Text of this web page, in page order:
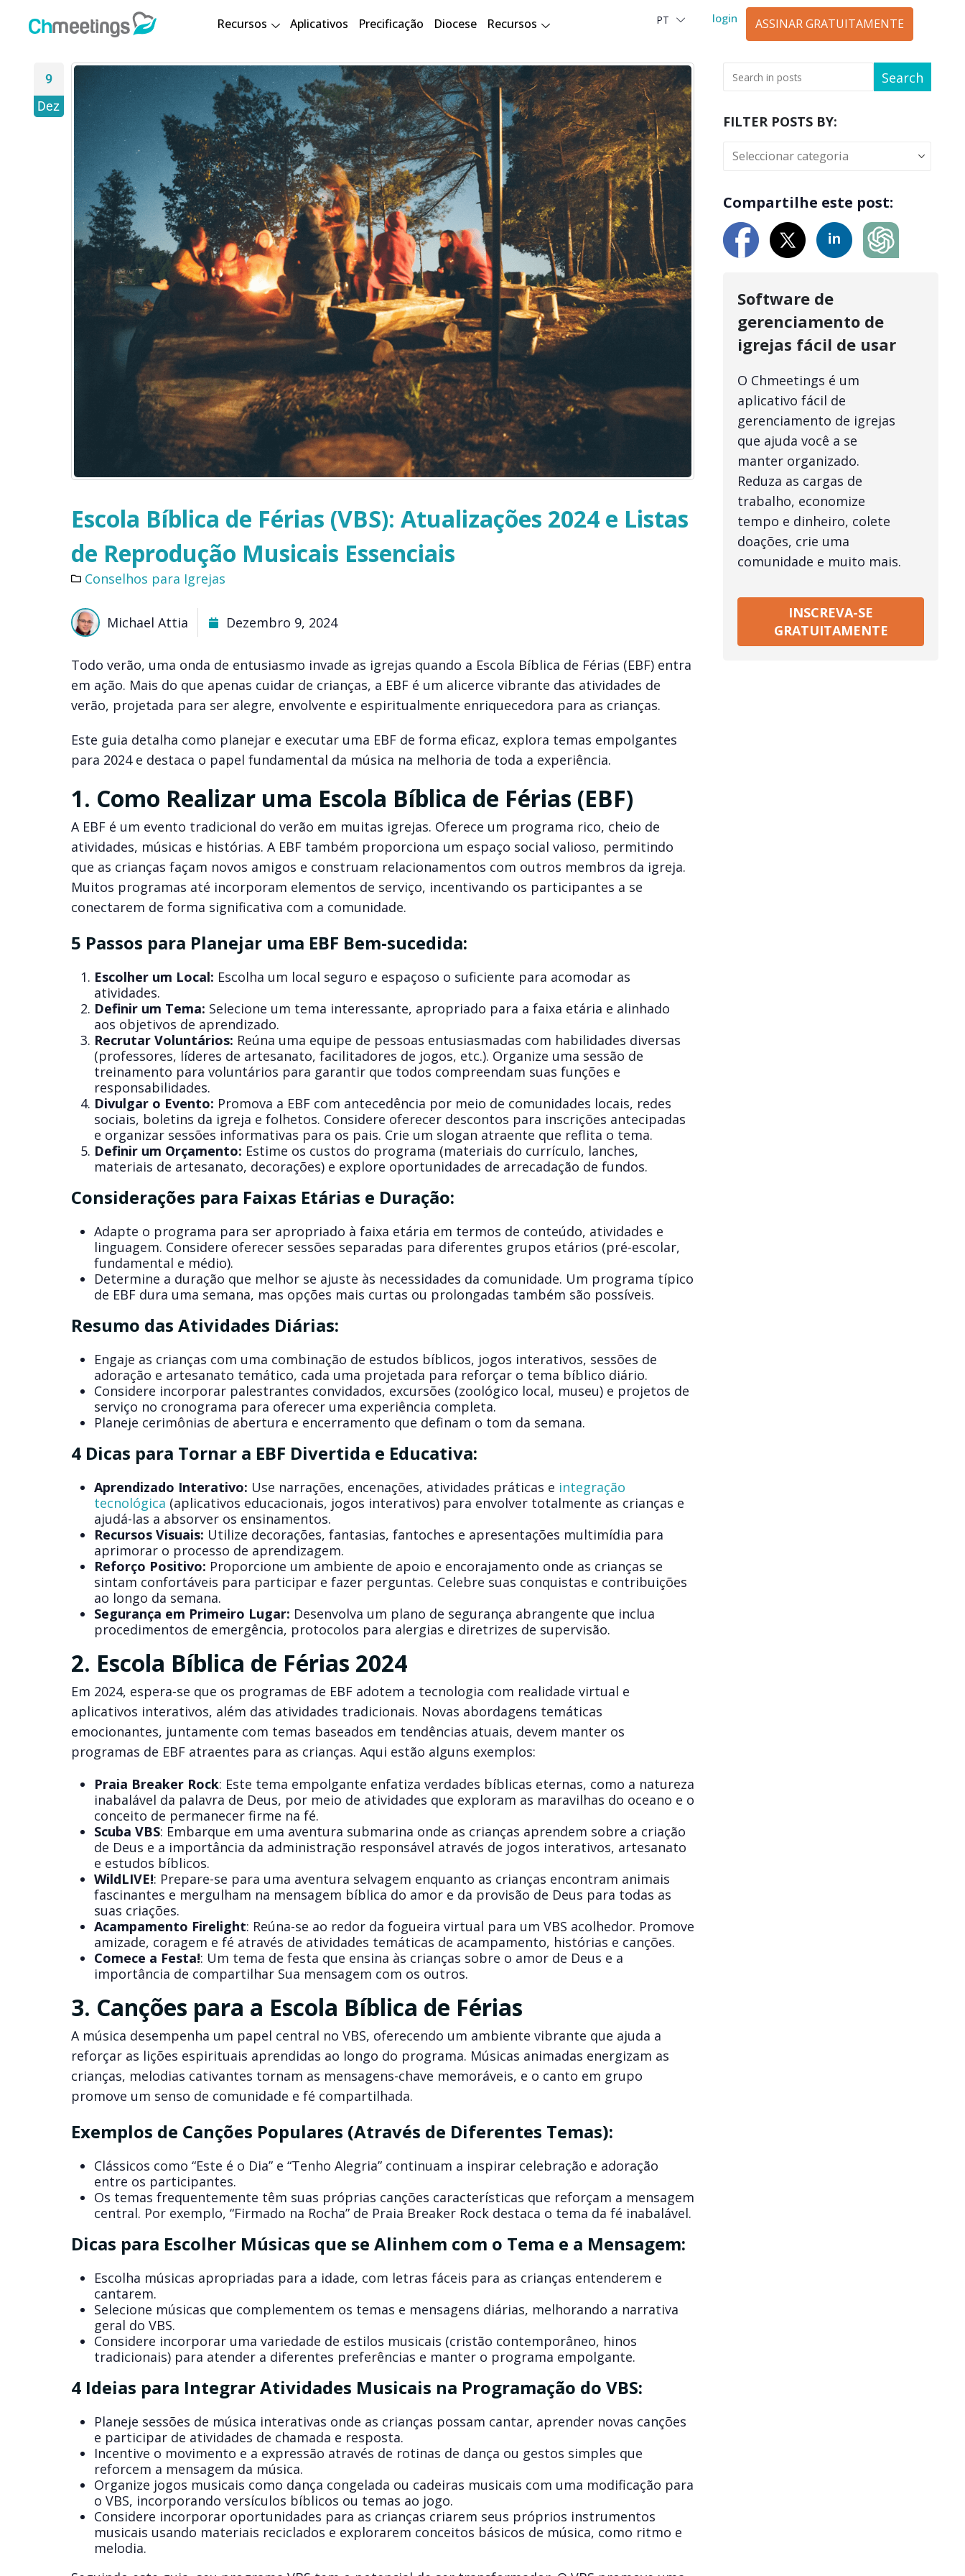
Recursos Aplicativos Precificação Diocese Recursos PT
العربية
login ASSINAR GRATUITAMENTE
9
Dez
Escola Bíblica de Férias (VBS): Atualizações 2024 e Listas
de Reprodução Musicais Essenciais
Conselhos para Igrejas
Michael Attia Dezembro 9, 2024
Todo verão, uma onda de entusiasmo invade as igrejas quando a Escola Bíblica de Férias (EBF) entra
em ação. Mais do que apenas cuidar de crianças, a EBF é um alicerce vibrante das atividades de
verão, projetada para ser alegre, envolvente e espiritualmente enriquecedora para as crianças.
Este guia detalha como planejar e executar uma EBF de forma eficaz, explora temas empolgantes
para 2024 e destaca o papel fundamental da música na melhoria de toda a experiência.
1. Como Realizar uma Escola Bíblica de Férias (EBF)
A EBF é um evento tradicional do verão em muitas igrejas. Oferece um programa rico, cheio de
atividades, músicas e histórias. A EBF também proporciona um espaço social valioso, permitindo
que as crianças façam novos amigos e construam relacionamentos com outros membros da igreja.
Muitos programas até incorporam elementos de serviço, incentivando os participantes a se
conectarem de forma significativa com a comunidade.
5 Passos para Planejar uma EBF Bem-sucedida:
Escolher um Local: Escolha um local seguro e espaçoso o suficiente para acomodar as
atividades.
Definir um Tema: Selecione um tema interessante, apropriado para a faixa etária e alinhado
aos objetivos de aprendizado.
Recrutar Voluntários: Reúna uma equipe de pessoas entusiasmadas com habilidades diversas
(professores, líderes de artesanato, facilitadores de jogos, etc.). Organize uma sessão de
treinamento para voluntários para garantir que todos compreendam suas funções e
responsabilidades.
Divulgar o Evento: Promova a EBF com antecedência por meio de comunidades locais, redes
sociais, boletins da igreja e folhetos. Considere oferecer descontos para inscrições antecipadas
e organizar sessões informativas para os pais. Crie um slogan atraente que reflita o tema.
Definir um Orçamento: Estime os custos do programa (materiais do currículo, lanches,
materiais de artesanato, decorações) e explore oportunidades de arrecadação de fundos.
Considerações para Faixas Etárias e Duração:
Adapte o programa para ser apropriado à faixa etária em termos de conteúdo, atividades e
linguagem. Considere oferecer sessões separadas para diferentes grupos etários (pré-escolar,
fundamental e médio).
Determine a duração que melhor se ajuste às necessidades da comunidade. Um programa típico
de EBF dura uma semana, mas opções mais curtas ou prolongadas também são possíveis.
Resumo das Atividades Diárias:
Engaje as crianças com uma combinação de estudos bíblicos, jogos interativos, sessões de
adoração e artesanato temático, cada uma projetada para reforçar o tema bíblico diário.
Considere incorporar palestrantes convidados, excursões (zoológico local, museu) e projetos de
serviço no cronograma para oferecer uma experiência completa.
Planeje cerimônias de abertura e encerramento que definam o tom da semana.
4 Dicas para Tornar a EBF Divertida e Educativa:
Aprendizado Interativo: Use narrações, encenações, atividades práticas e integração
tecnológica (aplicativos educacionais, jogos interativos) para envolver totalmente as crianças e
ajudá-las a absorver os ensinamentos.
Recursos Visuais: Utilize decorações, fantasias, fantoches e apresentações multimídia para
aprimorar o processo de aprendizagem.
Reforço Positivo: Proporcione um ambiente de apoio e encorajamento onde as crianças se
sintam confortáveis para participar e fazer perguntas. Celebre suas conquistas e contribuições
ao longo da semana.
Segurança em Primeiro Lugar: Desenvolva um plano de segurança abrangente que inclua
procedimentos de emergência, protocolos para alergias e diretrizes de supervisão.
2. Escola Bíblica de Férias 2024
Em 2024, espera-se que os programas de EBF adotem a tecnologia com realidade virtual e
aplicativos interativos, além das atividades tradicionais. Novas abordagens temáticas
emocionantes, juntamente com temas baseados em tendências atuais, devem manter os
programas de EBF atraentes para as crianças. Aqui estão alguns exemplos:
Praia Breaker Rock: Este tema empolgante enfatiza verdades bíblicas eternas, como a natureza
inabalável da palavra de Deus, por meio de atividades que exploram as maravilhas do oceano e o
conceito de permanecer firme na fé.
Scuba VBS: Embarque em uma aventura submarina onde as crianças aprendem sobre a criação
de Deus e a importância da administração responsável através de jogos interativos, artesanato
e estudos bíblicos.
WildLIVE!: Prepare-se para uma aventura selvagem enquanto as crianças encontram animais
fascinantes e mergulham na mensagem bíblica do amor e da provisão de Deus para todas as
suas criações.
Acampamento Firelight: Reúna-se ao redor da fogueira virtual para um VBS acolhedor. Promove
amizade, coragem e fé através de atividades temáticas de acampamento, histórias e canções.
Comece a Festa!: Um tema de festa que ensina às crianças sobre o amor de Deus e a
importância de compartilhar Sua mensagem com os outros.
3. Canções para a Escola Bíblica de Férias
A música desempenha um papel central no VBS, oferecendo um ambiente vibrante que ajuda a
reforçar as lições espirituais aprendidas ao longo do programa. Músicas animadas energizam as
crianças, melodias cativantes tornam as mensagens-chave memoráveis, e o canto em grupo
promove um senso de comunidade e fé compartilhada.
Exemplos de Canções Populares (Através de Diferentes Temas):
Clássicos como “Este é o Dia” e “Tenho Alegria” continuam a inspirar celebração e adoração
entre os participantes.
Os temas frequentemente têm suas próprias canções características que reforçam a mensagem
central. Por exemplo, “Firmado na Rocha” de Praia Breaker Rock destaca o tema da fé inabalável.
Dicas para Escolher Músicas que se Alinhem com o Tema e a Mensagem:
Escolha músicas apropriadas para a idade, com letras fáceis para as crianças entenderem e
cantarem.
Selecione músicas que complementem os temas e mensagens diárias, melhorando a narrativa
geral do VBS.
Considere incorporar uma variedade de estilos musicais (cristão contemporâneo, hinos
tradicionais) para atender a diferentes preferências e manter o programa empolgante.
4 Ideias para Integrar Atividades Musicais na Programação do VBS:
Planeje sessões de música interativas onde as crianças possam cantar, aprender novas canções
e participar de atividades de chamada e resposta.
Incentive o movimento e a expressão através de rotinas de dança ou gestos simples que
reforcem a mensagem da música.
Organize jogos musicais como dança congelada ou cadeiras musicais com uma modificação para
o VBS, incorporando versículos bíblicos ou temas ao jogo.
Considere incorporar oportunidades para as crianças criarem seus próprios instrumentos
musicais usando materiais reciclados e explorarem conceitos básicos de música, como ritmo e
melodia.
Search
FILTER POSTS BY:
Compartilhe este post:
Software de
gerenciamento de
igrejas fácil de usar
O Chmeetings é um
aplicativo fácil de
gerenciamento de igrejas
que ajuda você a se
manter organizado.
Reduza as cargas de
trabalho, economize
tempo e dinheiro, colete
doações, crie uma
comunidade e muito mais.
INSCREVA-SE
GRATUITAMENTE